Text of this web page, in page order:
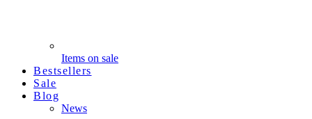
Items on sale
Bestsellers
Sale
Blog
News